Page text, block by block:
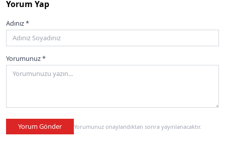
Yorum Yap
Adınız *
Yorumunuz *
Yorum Gönder Yorumunuz onaylandıktan sonra yayınlanacaktır.